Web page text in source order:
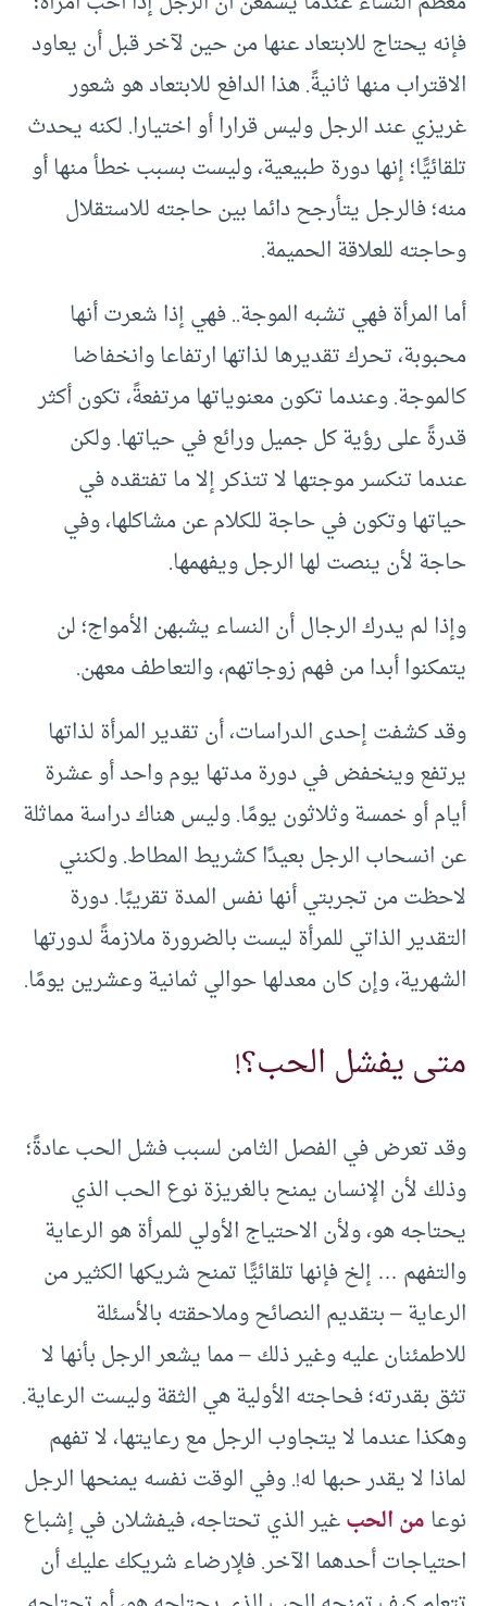
فإنه يحتاج للابتعاد عنها من حين لآخر قبل أن يعاود
الاقتراب منها ثانيةً. هذا الدافع للابتعاد هو شعور
غريزي عند الرجل وليس قرارا أو اختيارا. لكنه يحدث
تلقائيًّا؛ إنها دورة طبيعية، وليست بسبب خطأ منها أو
منه؛ فالرجل يتأرجح دائما بين حاجته للاستقلال
وحاجته للعلاقة الحميمة.
أما المرأة فهي تشبه الموجة.. فهي إذا شعرت أنها
محبوبة، تحرك تقديرها لذاتها ارتفاعا وانخفاضا
كالموجة. وعندما تكون معنوياتها مرتفعةً، تكون أكثر
قدرةً على رؤية كل جميل ورائع في حياتها. ولكن
عندما تنكسر موجتها لا تتذكر إلا ما تفتقده في
حياتها وتكون في حاجة للكلام عن مشاكلها، وفي
حاجة لأن ينصت لها الرجل ويفهمها.
وإذا لم يدرك الرجال أن النساء يشبهن الأمواج؛ لن
يتمكنوا أبدا من فهم زوجاتهم، والتعاطف معهن.
وقد كشفت إحدى الدراسات، أن تقدير المرأة لذاتها
يرتفع وينخفض في دورة مدتها يوم واحد أو عشرة
أيام أو خمسة وثلاثون يومًا. وليس هناك دراسة مماثلة
عن انسحاب الرجل بعيدًا كشريط المطاط. ولكنني
لاحظت من تجربتي أنها نفس المدة تقريبًا. دورة
التقدير الذاتي للمرأة ليست بالضرورة ملازمةً لدورتها
الشهرية، وإن كان معدلها حوالي ثمانية وعشرين يومًا.
متى يفشل الحب؟!
وقد تعرض في الفصل الثامن لسبب فشل الحب عادةً؛
وذلك لأن الإنسان يمنح بالغريزة نوع الحب الذي
يحتاجه هو، ولأن الاحتياج الأولي للمرأة هو الرعاية
والتفهم … إلخ فإنها تلقائيًّا تمنح شريكها الكثير من
الرعاية – بتقديم النصائح وملاحقته بالأسئلة
للاطمئنان عليه وغير ذلك – مما يشعر الرجل بأنها لا
تثق بقدرته؛ فحاجته الأولية هي الثقة وليست الرعاية.
وهكذا عندما لا يتجاوب الرجل مع رعايتها، لا تفهم
لماذا لا يقدر حبها له!. وفي الوقت نفسه يمنحها الرجل
نوعامن الحبغير الذي تحتاجه، فيفشلان في إشباع
احتياجات أحدهما الآخر. فلإرضاء شريكك عليك أن